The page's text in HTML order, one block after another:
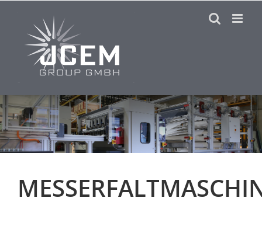
content